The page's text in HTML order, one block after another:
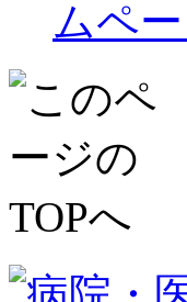
ムペ